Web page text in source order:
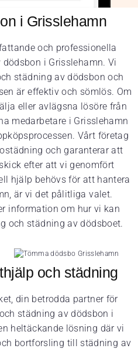
i Grisslehamn
och professionella
i Grisslehamn. Vi
städning av dödsbon och
är effektiv och sömlös. Om
eller avlägsna lösöre från
medarbetare i Grisslehamn
Vårt företag
och garanterar att
efter att vi genomfört
hjälp behövs för att hantera
är vi det pålitliga valet.
information om hur vi kan
och städning av dödsboet.
och städning
din betrodda partner för
städning av dödsbon i
heltäckande lösning där vi
bortforsling till städning av